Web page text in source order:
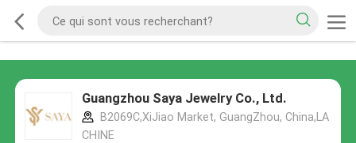
Guangzhou Saya Jewelry Co., Ltd.
B2069C,XiJiao Market, GuangZhou, China,LA
CHINE